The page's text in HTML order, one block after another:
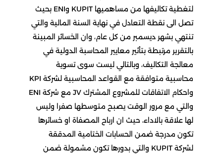
لتغطية تكاليفها من مساهميها KUPIT وENI بحيث
تصل الى نقطة التعادل في نهاية السنة المالية والتي
تنتهي بشهر ديسمبر من كل عام، وان الخسائر المبينة
بالتقرير مرتبطة بتأثير معايير المحاسبة الدولية في
معالجة التكاليف، وبالتالي ليست سوى تسوية
محاسبية متوافقة مع القواعد المحاسبية لشركة KPI
واحكام الاتفاقات للمشروع المشترك JV مع شركة ENI
والتي مع مرور الوقت يصبح متوسطها صفرا وليس
لها علاقة بالاداء، حيث ان ارباح المصفاة او خسائرها
تكون مدرجة ضمن الحسابات الختامية المدققة
لشركة KUPIT والتي بدورها تكون مشمولة ضمن